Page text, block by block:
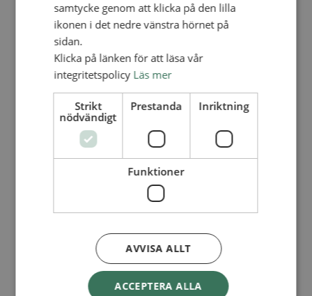
Lediga tjänster
FÖR FÖRSAMLINGAR
FÖRDJUPNING OCH UTVECKLING
Missionella initiativ
Smågrupper
Skapelse och miljö
Gudstjänst
Vänförsamling
Integrationsarbete
För barns bästa – överallt
Missionsinspiratörens verktygslåda
Redovisning och lönehantering
Kyrkoavgiften
LOGGA IN
samtycke genom att klicka på den lilla
ikonen i det nedre vänstra hörnet på
sidan.
Klicka på länken för att läsa vår
integritetspolicy Läs mer
Strikt
nödvändigt
Prestanda Inriktning
Funktioner
ACCEPTERA ALLA
AVVISA ALLT